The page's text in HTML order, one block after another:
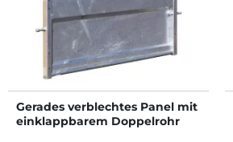
Gerades verblechtes Panel mit
einklappbarem Doppelrohr